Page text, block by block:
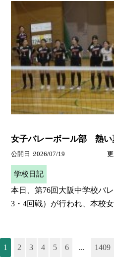
女子バレーボール部 熱い
公開日 2026/07/19
学校日記
本日、第76回大阪中学校バ
3・4回戦）が行われ、本校
1 2 3 4 5 6 ... 1409